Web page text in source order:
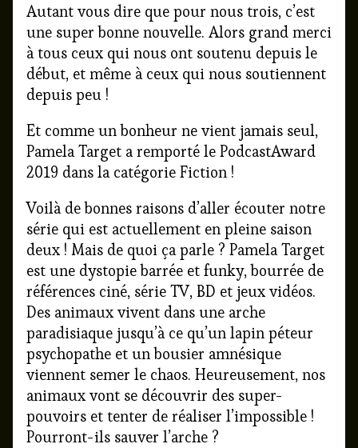
Autant vous dire que pour nous trois, c’est
une super bonne nouvelle. Alors grand merci
à tous ceux qui nous ont soutenu depuis le
début, et même à ceux qui nous soutiennent
depuis peu !
Et comme un bonheur ne vient jamais seul,
Pamela Target a remporté le PodcastAward
2019 dans la catégorie Fiction !
Voilà de bonnes raisons d’aller écouter notre
série qui est actuellement en pleine saison
deux ! Mais de quoi ça parle ? Pamela Target
est une dystopie barrée et funky, bourrée de
références ciné, série TV, BD et jeux vidéos.
Des animaux vivent dans une arche
paradisiaque jusqu’à ce qu’un lapin péteur
psychopathe et un bousier amnésique
viennent semer le chaos. Heureusement, nos
animaux vont se découvrir des super-
pouvoirs et tenter de réaliser l’impossible !
Pourront-ils sauver l’arche ?